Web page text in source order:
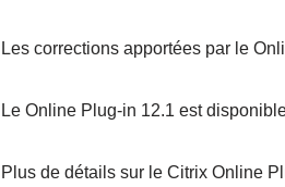
Les corrections apportées par le
Le Online Plug-in 12.1 est
Plus de détails sur le Citrix Online